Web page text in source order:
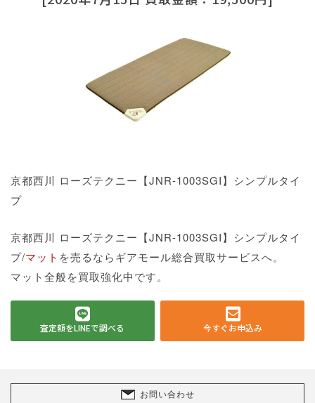
京都西川 ローズテクニー【JNR-1003SGI】シンプルタイ
プ
京都西川 ローズテクニー【JNR-1003SGI】シンプルタイ
プ/マット を売るならギアモール総合買取サービスへ。
マット全般を買取強化中です。
査定額をLINEで調べる 今すぐお申込み
お問い合わせ